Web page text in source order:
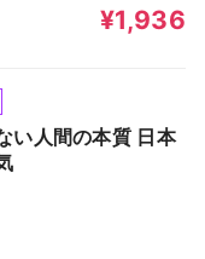
¥1,936
い人間の本質 日本